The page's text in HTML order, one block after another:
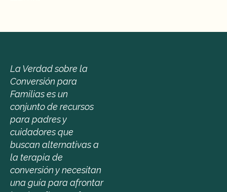
La Verdad sobre la
Conversión para
Familias es un
conjunto de recursos
para padres y
cuidadores que
buscan alternativas a
la terapia de
conversión y necesitan
una guía para afrontar